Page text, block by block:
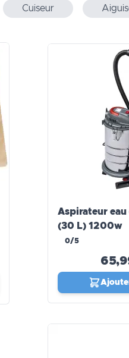
Cuiseur
Aspirateur eau
(30 L) 1200w
0/5